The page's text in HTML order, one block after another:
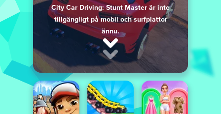
City Car Driving: Stunt Master är inte
tillgängligt på mobil och surfplattor
ännu.